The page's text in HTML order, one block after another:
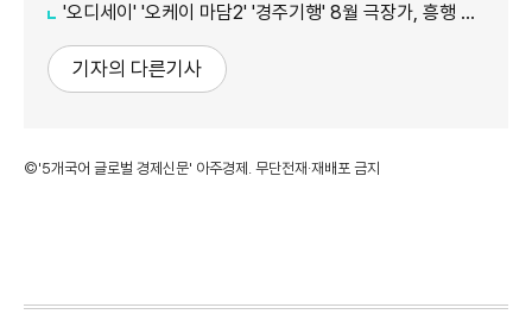
'오디세이' '오케이 마담2' '경주기행' 8월 극장가, 흥행 바통 이어갈 신작은
기자의 다른기사
©'5개국어 글로벌 경제신문' 아주경제. 무단전재·재배포 금지